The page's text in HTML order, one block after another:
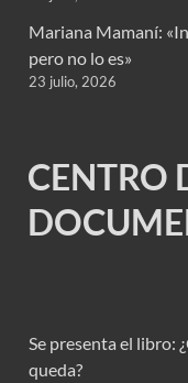
Mariana Mamaní:
pero no lo es»
23 julio, 2026
CENTRO
Se presenta el libro:
queda?